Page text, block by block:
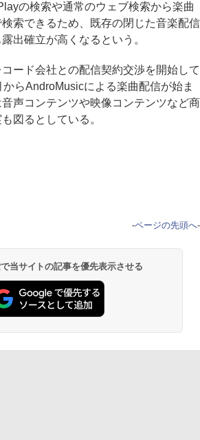
の検索や通常のウェブ検索から楽曲
索できるため、既存の閉じた音楽配信
出確立が高くなるという。
ード会社との配信契約交渉を開始して
らAndroMusicによる楽曲配信が始ま
声コンテンツや映像コンテンツなど商
図るとしている。
-ページの先頭へ-
当サイトの記事を優先表示させる